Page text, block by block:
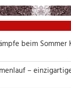
beim Sommer
–